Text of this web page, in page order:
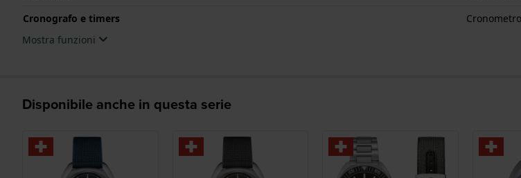
Cronografo e timers
Mostra funzioni
Disponibile anche in questa serie